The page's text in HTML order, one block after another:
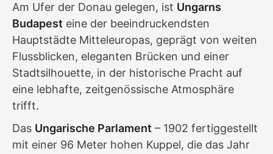
Am Ufer der Donau gelegen, ist Ungarns
Budapest eine der beeindruckendsten
Hauptstädte Mitteleuropas, geprägt von weiten
Flussblicken, eleganten Brücken und einer
Stadtsilhouette, in der historische Pracht auf
eine lebhafte, zeitgenössische Atmosphäre
trifft.
Das Ungarische Parlament – 1902 fertiggestellt
mit einer 96 Meter hohen Kuppel, die das Jahr